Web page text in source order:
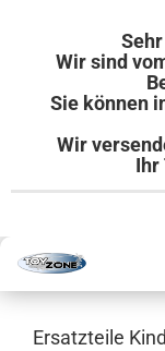
Wir sind
Sie können
Wir
Ihr
Ersatzteile